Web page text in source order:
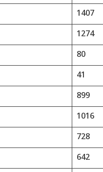
1407
1274
80
41
899
1016
728
642